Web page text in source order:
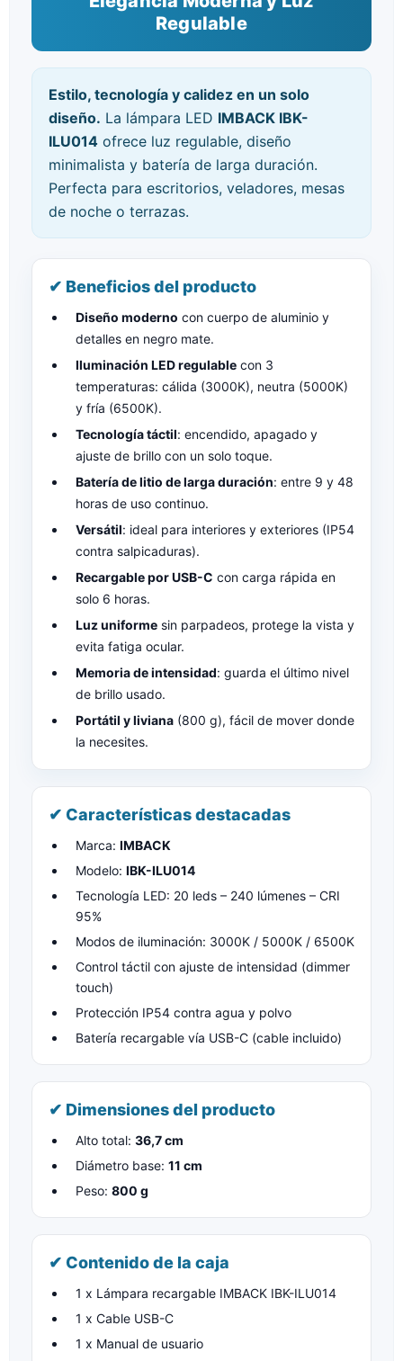
Regulable
Estilo, tecnología y calidez en un solo
diseño. La lámpara LED IMBACK IBK-
ILU014 ofrece luz regulable, diseño
minimalista y batería de larga duración.
Perfecta para escritorios, veladores, mesas
de noche o terrazas.
✔ Beneficios del producto
Diseño moderno con cuerpo de aluminio y
detalles en negro mate.
Iluminación LED regulable con 3
temperaturas: cálida (3000K), neutra (5000K)
y fría (6500K).
Tecnología táctil: encendido, apagado y
ajuste de brillo con un solo toque.
Batería de litio de larga duración: entre 9 y 48
horas de uso continuo.
Versátil: ideal para interiores y exteriores (IP54
contra salpicaduras).
Recargable por USB-C con carga rápida en
solo 6 horas.
Luz uniforme sin parpadeos, protege la vista y
evita fatiga ocular.
Memoria de intensidad: guarda el último nivel
de brillo usado.
Portátil y liviana (800 g), fácil de mover donde
la necesites.
✔ Características destacadas
Marca: IMBACK
Modelo: IBK-ILU014
Tecnología LED: 20 leds – 240 lúmenes – CRI
95%
Modos de iluminación: 3000K / 5000K / 6500K
Control táctil con ajuste de intensidad (dimmer
touch)
Protección IP54 contra agua y polvo
Batería recargable vía USB-C (cable incluido)
✔ Dimensiones del producto
Alto total: 36,7 cm
Diámetro base: 11 cm
Peso: 800 g
✔ Contenido de la caja
1 x Lámpara recargable IMBACK IBK-ILU014
1 x Cable USB-C
1 x Manual de usuario